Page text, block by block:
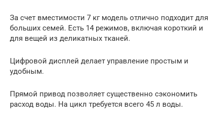
За счет вместимости 7 кг модель отлично подходит для
больших семей. Есть 14 режимов, включая короткий и
для вещей из деликатных тканей.
Цифровой дисплей делает управление простым и
удобным.
Прямой привод позволяет существенно сэкономить
расход воды. На цикл требуется всего 45 л воды.